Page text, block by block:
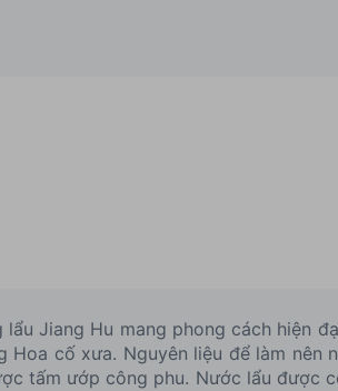
Jiang Hu mang phong cách hiện
cố xưa. Nguyên liệu để làm nên
tấm ướp công phu. Nước lẩu được